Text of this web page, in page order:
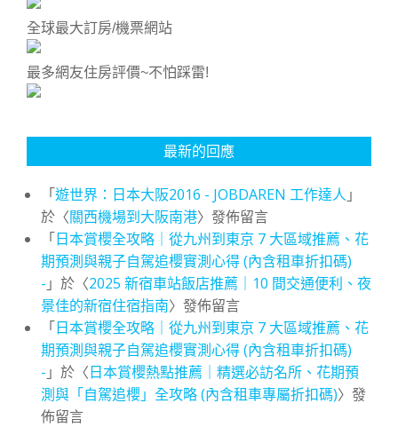
全球最大訂房/機票網站
最多網友住房評價~不怕踩雷!
最新的回應
「遊世界：日本大阪2016 - JOBDAREN 工作達人 」
於〈關西機場到大阪南港〉發佈留言
「日本賞櫻全攻略｜從九州到東京 7 大區域推薦、花
期預測與親子自駕追櫻實測心得 (內含租車折扣碼)
- 」於〈2025 新宿車站飯店推薦｜10 間交通便利、夜
景佳的新宿住宿指南〉發佈留言
「日本賞櫻全攻略｜從九州到東京 7 大區域推薦、花
期預測與親子自駕追櫻實測心得 (內含租車折扣碼)
- 」於〈日本賞櫻熱點推薦｜精選必訪名所、花期預
測與「自駕追櫻」全攻略 (內含租車專屬折扣碼)〉發
佈留言